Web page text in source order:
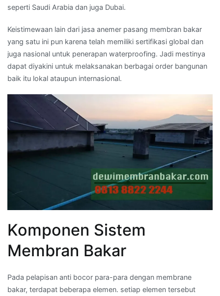
seperti Saudi Arabia dan juga Dubai.
Keistimewaan lain dari jasa anemer pasang membran bakar
yang satu ini pun karena telah memiliki sertifikasi global dan
juga nasional untuk penerapan waterproofing. Jadi mestinya
dapat diyakini untuk melaksanakan berbagai order bangunan
baik itu lokal ataupun internasional.
Komponen Sistem
Membran Bakar
Pada pelapisan anti bocor para-para dengan membrane
bakar, terdapat beberapa elemen. setiap elemen tersebut